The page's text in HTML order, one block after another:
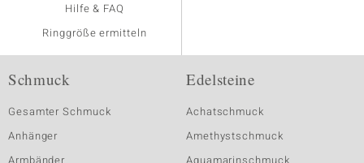
Hilfe & FAQ
Ringgröße ermitteln
Schmuck
Gesamter Schmuck
Anhänger
Edelsteine
Achatschmuck
Amethystschmuck